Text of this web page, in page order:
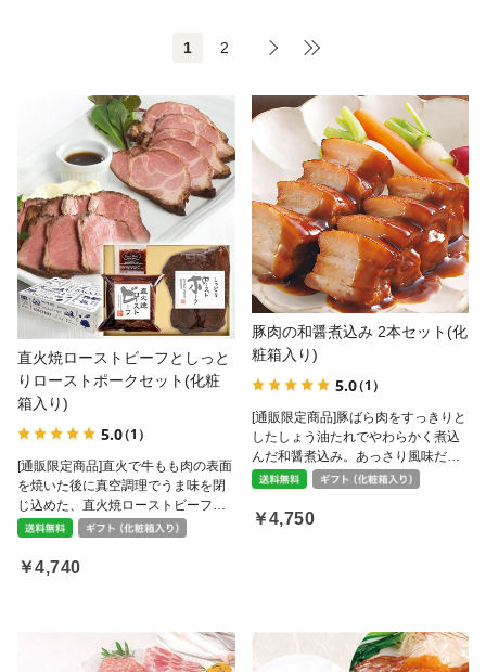
1 2
直火焼ローストビーフとしっと
りローストポークセット(化粧
箱入り)
5.0（1）
[通販限定商品]直火で牛もも肉の表面
を焼いた後に真空調理でうま味を閉
じ込めた、直火焼ローストビーフ。
しょう油風味としっとりとした食感
ークとセットで。ボリューム満点。
￥4,740
豚肉の和醤煮込み 2本セット(化
粧箱入り)
5.0（1）
[通販限定商品]豚ばら肉をすっきりと
したしょう油たれでやわらかく煮込
んだ和醤煮込み。あっさり風味だか
ら、年齢を問わずに楽しんでいただ
￥4,750